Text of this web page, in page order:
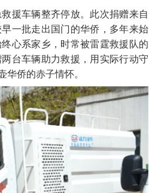
援车辆整齐停放。此次捐赠来自
一批走出国门的华侨，多年来始
心系家乡，时常被雷霆救援队的
台车辆助力救援，用实际行动守
华侨的赤子情怀。